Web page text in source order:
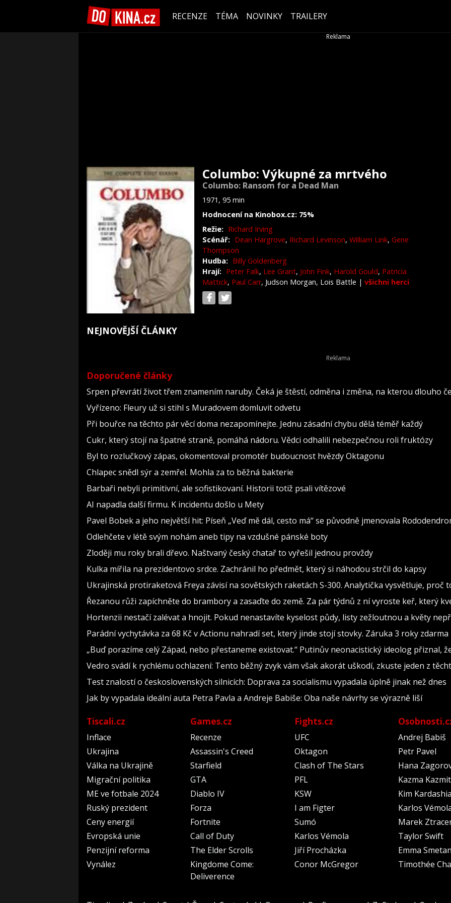
RECENZE TÉMA NOVINKY TRAILERY
Columbo: Výkupné za mrtvého
Columbo: Ransom for a Dead Man
1971, 95 min
Hodnocení na Kinobox.cz: 75%
Režie: Richard Irving
Scénář: Dean Hargrove, Richard Levinson, William Link, Gene
Thompson
Hudba: Billy Goldenberg
Hrají: Peter Falk, Lee Grant, John Fink, Harold Gould, Patricia
Mattick, Paul Carr, Judson Morgan, Lois Battle | všichni herci
NEJNOVĚJŠÍ ČLÁNKY
Doporučené články
Srpen převrátí život třem znamením naruby. Čeká je štěstí, odměna i změna, na kterou dlouho
Vyřízeno: Fleury už si stihl s Muradovem domluvit odvetu
Při bouřce na těchto pár věcí doma nezapomínejte. Jednu zásadní chybu dělá téměř každý
Cukr, který stojí na špatné straně, pomáhá nádoru. Vědci odhalili nebezpečnou roli fruktózy
Byl to rozlučkový zápas, okomentoval promotér budoucnost hvězdy Oktagonu
Chlapec snědl sýr a zemřel. Mohla za to běžná bakterie
Barbaři nebyli primitivní, ale sofistikovaní. Historii totiž psali vítězové
AI napadla další firmu. K incidentu došlo u Mety
Pavel Bobek a jeho největší hit: Píseň „Veď mě dál, cesto má“ se původně jmenovala
Odlehčete v létě svým nohám aneb tipy na vzdušné pánské boty
Zloději mu roky brali dřevo. Naštvaný český chatař to vyřešil jednou provždy
Kulka mířila na prezidentovo srdce. Zachránil ho předmět, který si náhodou strčil do kapsy
Ukrajinská protiraketová Freya závisí na sovětských raketách S-300. Analytička vysvětluje, proč
Řezanou růži zapíchněte do brambory a zasaďte do země. Za pár týdnů z ní vyroste keř, který
Hortenzii nestačí zalévat a hnojit. Pokud nenastavíte kyselost půdy, listy zežloutnou a květy
Parádní vychytávka za 68 Kč v Actionu nahradí set, který jinde stojí stovky. Záruka 3 roky zdarma
„Buď porazíme celý Západ, nebo přestaneme existovat.“ Putinův neonacistický ideolog přiznal,
Vedro svádí k rychlému ochlazení: Tento běžný zvyk vám však akorát uškodí, zkuste jeden z
Test znalostí o československých silnicích: Doprava za socialismu vypadala úplně jinak než dnes
Jak by vypadala ideální auta Petra Pavla a Andreje Babiše: Oba naše návrhy se výrazně liší
Tiscali.cz
Inflace
Ukrajina
Válka na Ukrajině
Migrační politika
ME ve fotbale 2024
Ruský prezident
Ceny energií
Evropská unie
Penzijní reforma
Vynález
Games.cz
Recenze
Assassin's Creed
Starfield
GTA
Diablo IV
Forza
Fortnite
Call of Duty
The Elder Scrolls
Kingdome Come:
Deliverence
Fights.cz
UFC
Oktagon
Clash of The Stars
PFL
KSW
I am Figter
Sumó
Karlos Vémola
Jiří Procházka
Conor McGregor
Andrej Babiš
Petr Pavel
Hana
Kazma
Kim
Karlos
Marek
Taylor Swift
Emma
Timothée